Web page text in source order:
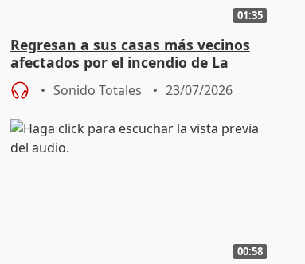
01:35
Regresan a sus casas más vecinos
afectados por el incendio de La
Mierla
Sonido Totales 23/07/2026
00:58